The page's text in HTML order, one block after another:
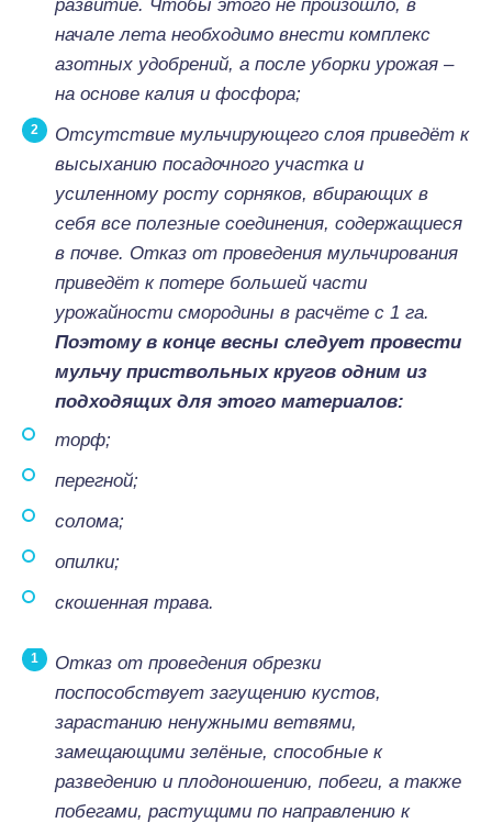
развитие. Чтобы этого не произошло, в
начале лета необходимо внести комплекс
азотных удобрений, а после уборки урожая –
на основе калия и фосфора;
Отсутствие мульчирующего слоя приведёт к
высыханию посадочного участка и
усиленному росту сорняков, вбирающих в
себя все полезные соединения, содержащиеся
в почве. Отказ от проведения мульчирования
приведёт к потере большей части
урожайности смородины в расчёте с 1 га.
Поэтому в конце весны следует провести
мульчу приствольных кругов одним из
подходящих для этого материалов:
торф;
перегной;
солома;
опилки;
скошенная трава.
Отказ от проведения обрезки
поспособствует загущению кустов,
зарастанию ненужными ветвями,
замещающими зелёные, способные к
разведению и плодоношению, побеги, а также
побегами, растущими по направлению к